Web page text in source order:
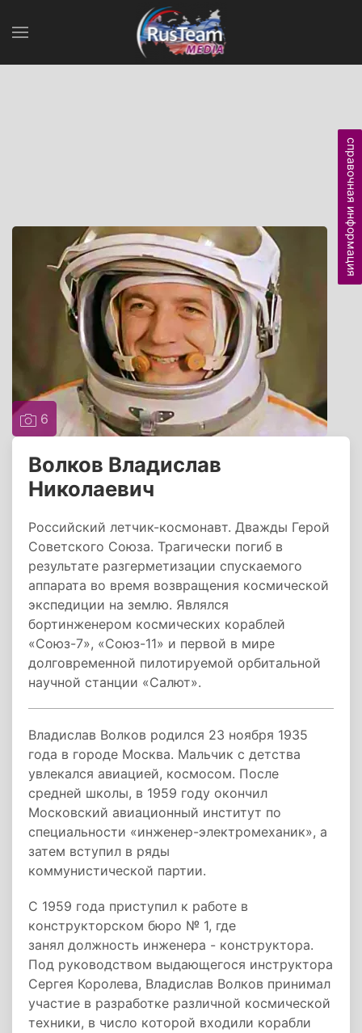
6
Волков Владислав
Николаевич
Российский летчик-космонавт. Дважды Герой
Советского Союза. Трагически погиб в
результате разгерметизации спускаемого
аппарата во время возвращения космической
экспедиции на землю. Являлся
бортинженером космических кораблей
«Союз-7», «Союз-11» и первой в мире
долговременной пилотируемой орбитальной
научной станции «Салют».
Владислав Волков родился 23 ноября 1935
года в городе Москва. Мальчик с детства
увлекался авиацией, космосом. После
средней школы, в 1959 году ­окончил
Московский авиационный институт по
специальности «инженер-­электромеханик», а
затем вступил в ряды
коммунистической партии.
С 1959 года приступил к работе в
конструкторском бюро № 1, где
занял должность инженера - конструктора.
Под руководством выдающегося инструктора
Сергея Королева, Владислав Волков принимал
участие в разработке различной космической
техники, в число которой входили корабли
справочная информация